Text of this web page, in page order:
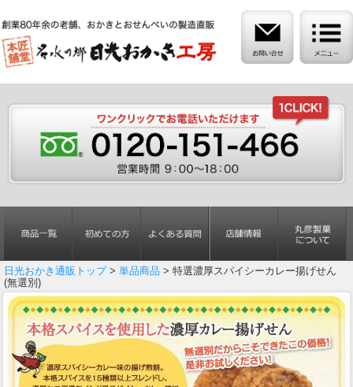
日光おかき通販トップ> 単品商品 > 特選濃厚スパイシーカレー揚げせん
(無選別)